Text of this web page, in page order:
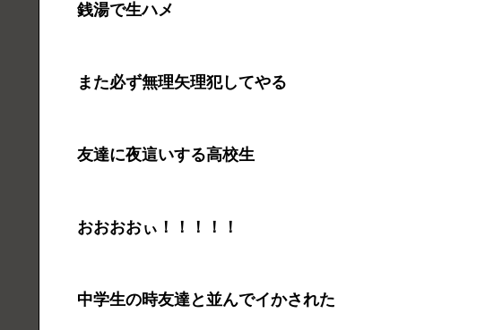
銭湯で生ハメ
また必ず無理矢理犯してやる
友達に夜這いする高校生
おおおおぃ！！！！！
中学生の時友達と並んでイかされた